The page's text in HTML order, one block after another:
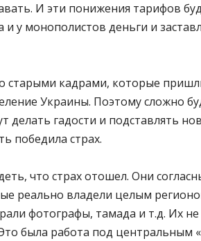
И эти понижения тарифов
у монополистов деньги и
старыми кадрами, которые
Украины. Поэтому сложно
делать гадости и подставлять
победила страх.
что страх отошел. Они
реально владели целым
фотографы, тамада и т.д. Их не
была работа под